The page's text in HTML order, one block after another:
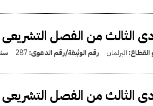
الثالث من الفصل
القطاع: البرلمان رقم الوثيقة/رقم الدعوى:287
الثالث من الفصل